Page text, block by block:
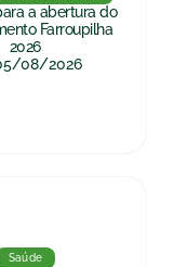
a abertura do
Farroupilha
2026
08/2026
Saúde